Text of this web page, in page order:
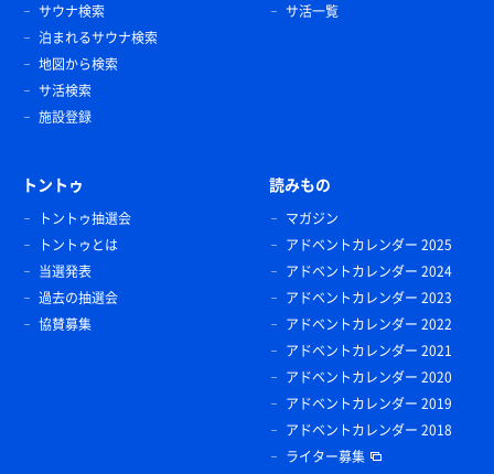
サウナ検索
泊まれるサウナ検索
地図から検索
サ活検索
施設登録
サ活一覧
トントゥ
トントゥ抽選会
トントゥとは
当選発表
過去の抽選会
協賛募集
読みもの
マガジン
アドベントカレンダー 2025
アドベントカレンダー 2024
アドベントカレンダー 2023
アドベントカレンダー 2022
アドベントカレンダー 2021
アドベントカレンダー 2020
アドベントカレンダー 2019
アドベントカレンダー 2018
ライター募集